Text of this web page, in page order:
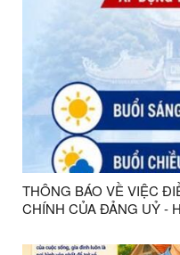
THÔNG BÁO VỀ VIỆC
CHÍNH CỦA ĐẢNG UỶ -